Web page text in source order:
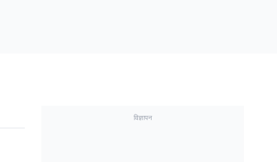
विज्ञापन